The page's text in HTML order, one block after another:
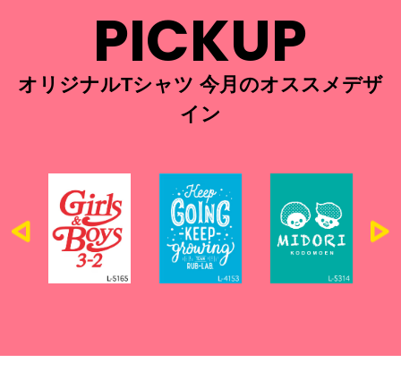
PICKUP
オリジナルTシャツ 今月のオススメデザ
イン